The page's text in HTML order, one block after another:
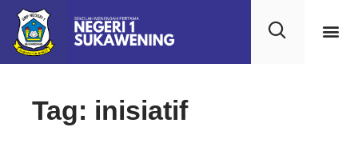
Tag: inisiatif